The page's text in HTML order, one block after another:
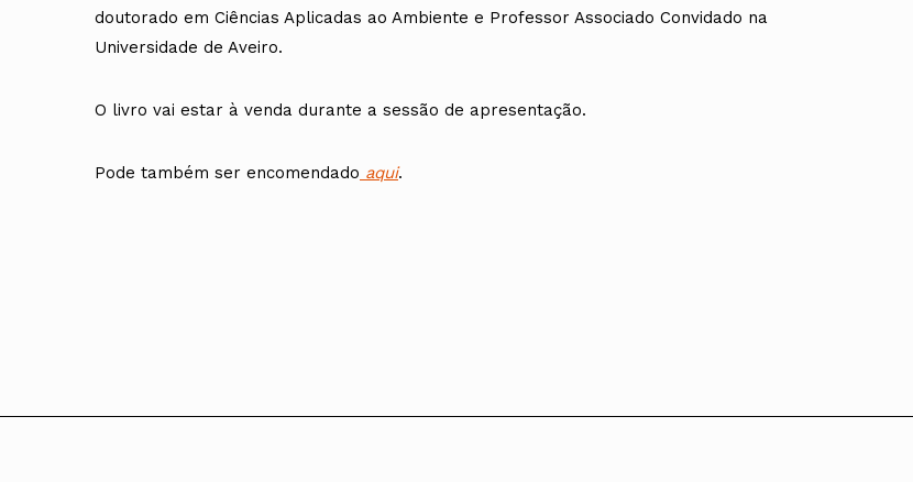
doutorado em Ciências Aplicadas ao Ambiente e Professor Associado Convidado na
Universidade de Aveiro.
O livro vai estar à venda durante a sessão de apresentação.
Pode também ser encomendado aqui.